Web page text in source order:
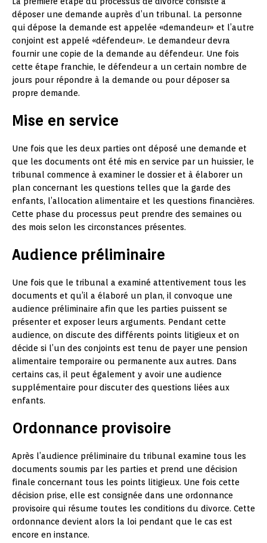
déposer une demande auprès d’un tribunal. La personne
qui dépose la demande est appelée «demandeur» et l’autre
conjoint est appelé «défendeur». Le demandeur devra
fournir une copie de la demande au défendeur. Une fois
cette étape franchie, le défendeur a un certain nombre de
jours pour répondre à la demande ou pour déposer sa
propre demande.
Mise en service
Une fois que les deux parties ont déposé une demande et
que les documents ont été mis en service par un huissier, le
tribunal commence à examiner le dossier et à élaborer un
plan concernant les questions telles que la garde des
enfants, l’allocation alimentaire et les questions financières.
Cette phase du processus peut prendre des semaines ou
des mois selon les circonstances présentes.
Audience préliminaire
Une fois que le tribunal a examiné attentivement tous les
documents et qu’il a élaboré un plan, il convoque une
audience préliminaire afin que les parties puissent se
présenter et exposer leurs arguments. Pendant cette
audience, on discute des différents points litigieux et on
décide si l’un des conjoints est tenu de payer une pension
alimentaire temporaire ou permanente aux autres. Dans
certains cas, il peut également y avoir une audience
supplémentaire pour discuter des questions liées aux
enfants.
Ordonnance provisoire
Après l’audience préliminaire du tribunal examine tous les
documents soumis par les parties et prend une décision
finale concernant tous les points litigieux. Une fois cette
décision prise, elle est consignée dans une ordonnance
provisoire qui résume toutes les conditions du divorce. Cette
ordonnance devient alors la loi pendant que le cas est
encore en instance.